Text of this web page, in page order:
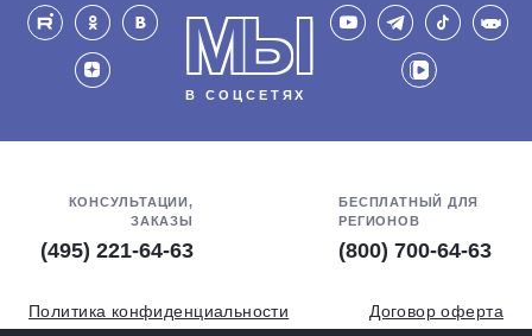
МЫ
В СОЦСЕТЯХ
КОНСУЛЬТАЦИИ,
ЗАКАЗЫ
(495) 221-64-63
БЕСПЛАТНЫЙ ДЛЯ
РЕГИОНОВ
(800) 700-64-63
Политика конфиденциальности
Договор оферта